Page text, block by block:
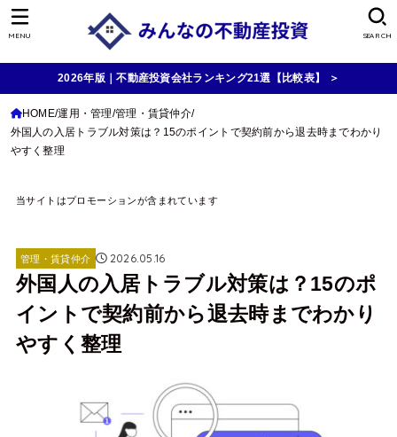
SEARCH
MENU
2026年版｜不動産投資会社ランキング21選【比較表】 ＞
HOME 運用・管理 管理・賃貸仲介
外国人の入居トラブル対策は？15のポイントで契約前から退去時までわかり
やすく整理
当サイトはプロモーションが含まれています
管理・賃貸仲介 2026.05.16
外国人の入居トラブル対策は？15のポ
イントで契約前から退去時までわかり
やすく整理